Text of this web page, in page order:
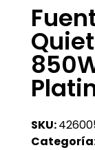
SKU: